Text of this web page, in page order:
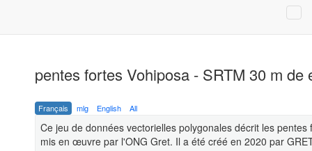
pentes fortes Vohiposa - SRTM 30 m
Français mlg English All
Ce jeu de données vectorielles polygonales décrit les
mis en œuvre par l'ONG Gret. Il a été créé en 2020 par